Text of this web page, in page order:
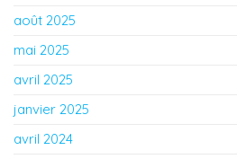
août 2025
mai 2025
avril 2025
janvier 2025
avril 2024